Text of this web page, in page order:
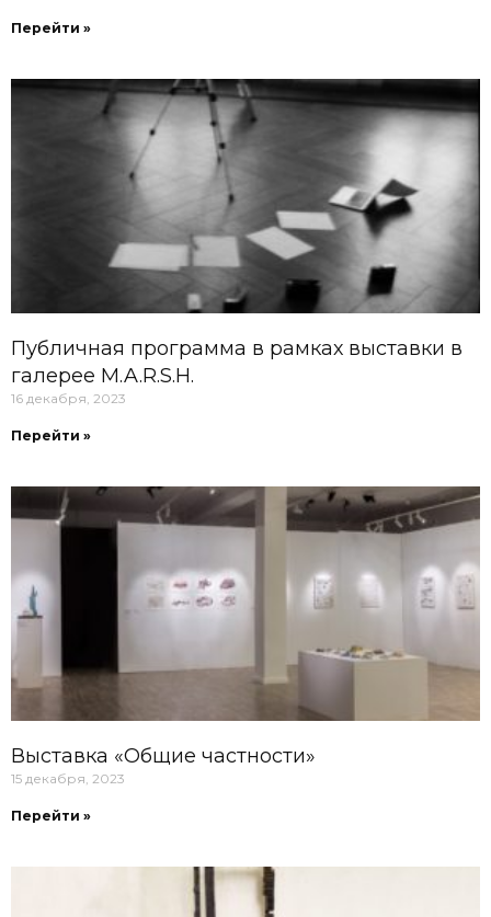
Перейти »
Публичная программа в рамках выставки в
галерее M.A.R.S.H.
16 декабря, 2023
Перейти »
Выставка «Общие частности»
15 декабря, 2023
Перейти »